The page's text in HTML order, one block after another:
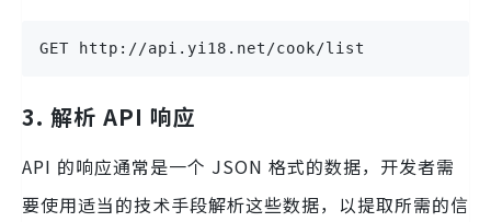
GET http://api.yi18.net/cook/list
3. 解析 API 响应
API 的响应通常是一个 JSON 格式的数据，开发者需
要使用适当的技术手段解析这些数据，以提取所需的信